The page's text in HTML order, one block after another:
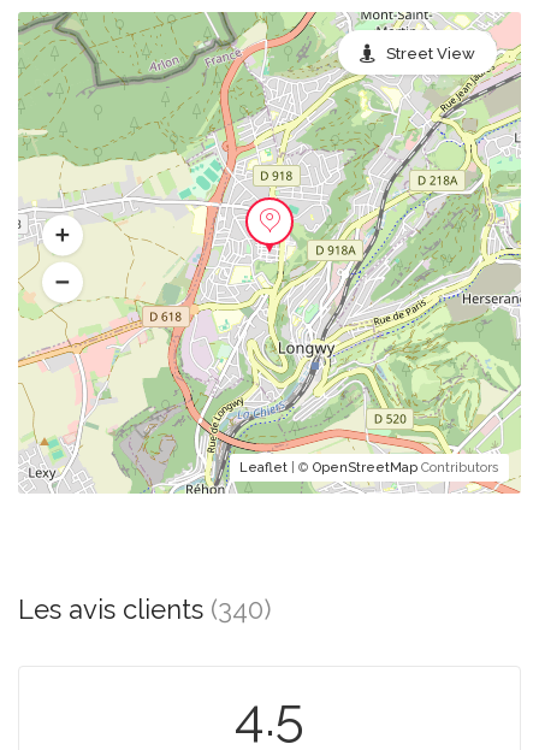
Leaflet | © OpenStreetMap Contributors
Street View
Les avis clients (340)
4.5